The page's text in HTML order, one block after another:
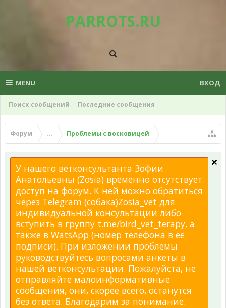
PARROTS.RU
MENU
Поиск сообщений Последние сообщения
ВХОД
Форум ... Проблемы с восковицей
У нашего ветконсультанта Зофии
Анатольевны (Zosia) временно отсутствует
доступ на форум. К ней можно обратиться
через Telegram (собака)Zosia_vet для
индивидуальной консультации либо
вступить в группу t.me/bird_vet_terapy, а
также в WatsApp (номер телефона в её
подписи). При изложении проблемы
руководствуйтесь вопросами анкеты в
нашей ветконсультации. Пожалуйста, не
отправляйте малоинформативные
сообщения, они, скорее всего, останутся
без ответа. Благодарим за понимание.